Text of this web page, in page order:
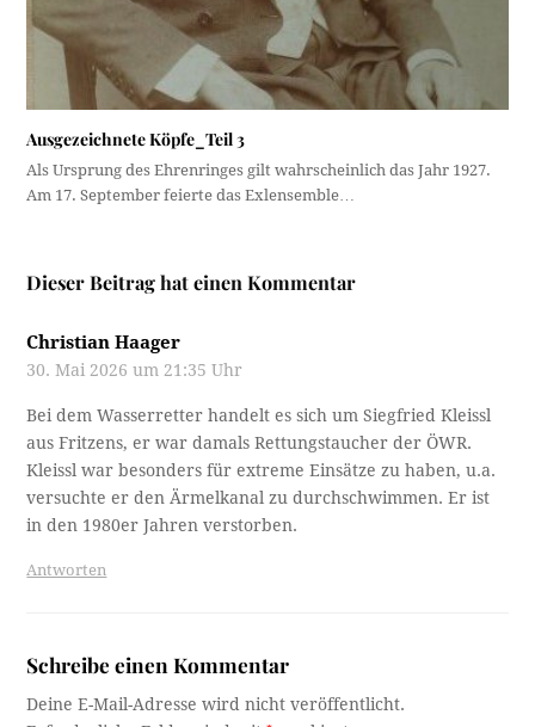
Ausgezeichnete Köpfe_Teil 3
Als Ursprung des Ehrenringes gilt wahrscheinlich das Jahr 1927.
Am 17. September feierte das Exlensemble…
Dieser Beitrag hat einen Kommentar
Christian Haager
30. Mai 2026 um 21:35 Uhr
Bei dem Wasserretter handelt es sich um Siegfried Kleissl
aus Fritzens, er war damals Rettungstaucher der ÖWR.
Kleissl war besonders für extreme Einsätze zu haben, u.a.
versuchte er den Ärmelkanal zu durchschwimmen. Er ist
in den 1980er Jahren verstorben.
Antworten
Schreibe einen Kommentar
Deine E-Mail-Adresse wird nicht veröffentlicht.